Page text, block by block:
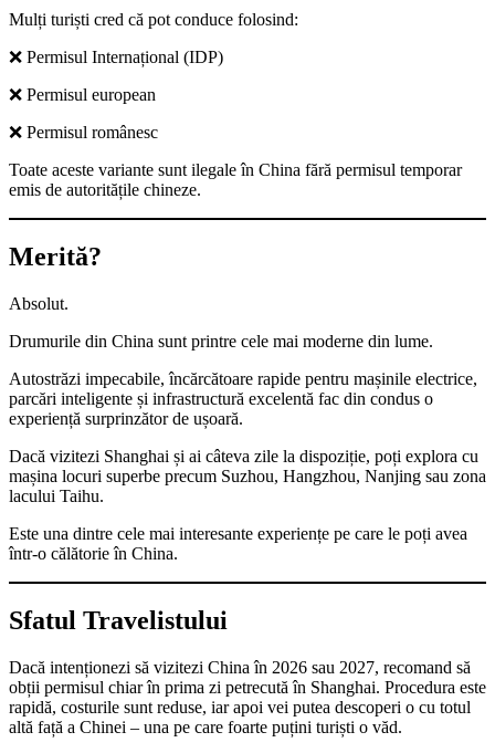
Mulți turiști cred că pot conduce folosind:
❌ Permisul Internațional (IDP)
❌ Permisul european
❌ Permisul românesc
Toate aceste variante sunt ilegale în China fără permisul temporar
emis de autoritățile chineze.
Merită?
Absolut.
Drumurile din China sunt printre cele mai moderne din lume.
Autostrăzi impecabile, încărcătoare rapide pentru mașinile electrice,
parcări inteligente și infrastructură excelentă fac din condus o
experiență surprinzător de ușoară.
Dacă vizitezi Shanghai și ai câteva zile la dispoziție, poți explora cu
mașina locuri superbe precum Suzhou, Hangzhou, Nanjing sau zona
lacului Taihu.
Este una dintre cele mai interesante experiențe pe care le poți avea
într-o călătorie în China.
Sfatul Travelistului
Dacă intenționezi să vizitezi China în 2026 sau 2027, recomand să
obții permisul chiar în prima zi petrecută în Shanghai. Procedura este
rapidă, costurile sunt reduse, iar apoi vei putea descoperi o cu totul
altă față a Chinei – una pe care foarte puțini turiști o văd.